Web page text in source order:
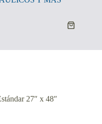
Carro
27″ x 48″